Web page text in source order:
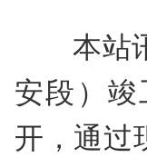
本站
安段）
开，通过